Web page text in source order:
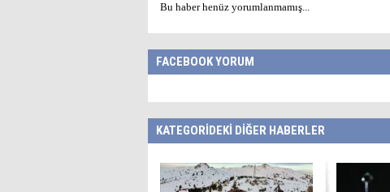
Bu haber henüz yorumlanmamış...
FACEBOOK YORUM
KATEGORİDEKİ DİĞER HABERLER